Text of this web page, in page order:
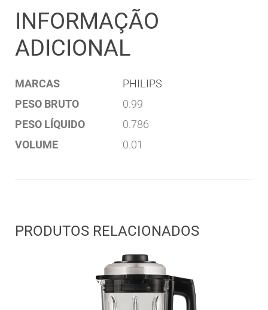
INFORMAÇÃO
ADICIONAL
MARCAS
PHILIPS
PESO BRUTO
0.99
PESO LÍQUIDO
0.786
VOLUME
0.01
PRODUTOS RELACIONADOS